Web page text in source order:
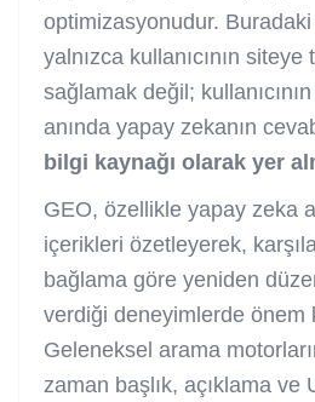
optimizasyonudur.
yalnızca kullanıcının siteye
sağlamak değil;
anında yapay zekanın
bilgi kaynağı olarak yer
GEO, özellikle yapay zeka
içerikleri özetleyerek,
bağlama göre yeniden
verdiği deneyimlerde önem
Geleneksel arama
zaman başlık, açıklama ve